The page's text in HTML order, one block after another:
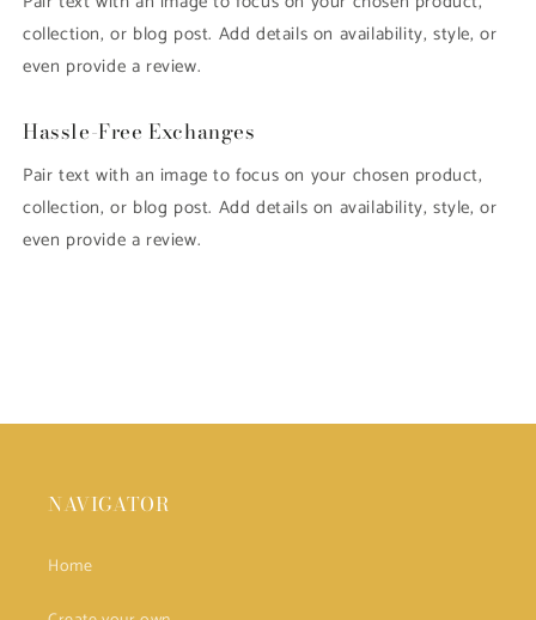
collection, or blog post. Add details on availability, style, or
even provide a review.
Hassle-Free Exchanges
Pair text with an image to focus on your chosen product,
collection, or blog post. Add details on availability, style, or
even provide a review.
NAVIGATOR
Home